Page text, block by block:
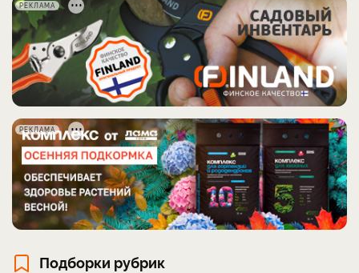
РЕКЛАМА
РЕКЛАМА
Подборки рубрик